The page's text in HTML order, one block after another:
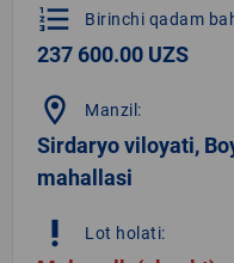
format_list_numbered Birinchi qadam
237 600.00 UZS
location_on Manzil:
Sirdaryo viloyati,
mahallasi
priority_high Lot holati: